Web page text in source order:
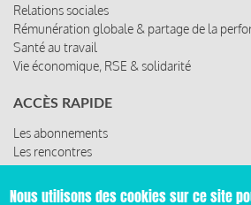
Relations sociales
Rémunération globale & partage de la
Santé au travail
Vie économique, RSE & solidarité
ACCÈS RAPIDE
Les abonnements
Les rencontres
Les ressources
Nous utilisons des cookies sur ce site